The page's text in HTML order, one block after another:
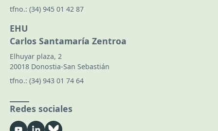
tfno.: (34) 945 01 42 87
EHU
Carlos Santamaría Zentroa
Elhuyar plaza, 2
20018 Donostia-San Sebastián
tfno.: (34) 943 01 74 64
Redes sociales